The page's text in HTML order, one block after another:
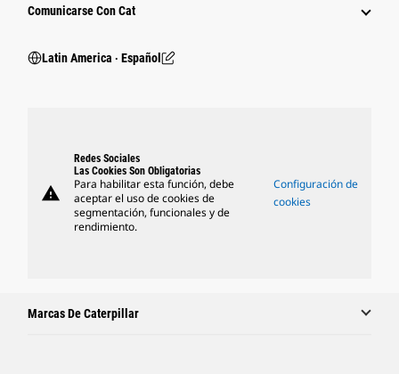
Comunicarse Con Cat
Latin America ‧ Español
warning
Redes Sociales
Las Cookies Son Obligatorias
Para habilitar esta función, debe
aceptar el uso de cookies de
segmentación, funcionales y de
rendimiento.
Configuración de
cookies
Marcas De Caterpillar